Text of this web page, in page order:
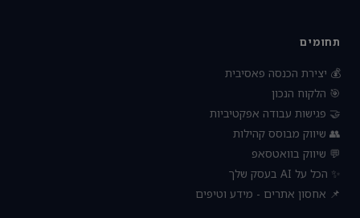
תחומים
💰 יצירת הכנסה פאסיבית
🎯 הלקוח הנכון
🤝 פגישות עבודה אפקטיביות
👥 שיווק מבוסס קהילות
💬 שיווק בוואטסאפ
✨ הכל על AI בעסק שלך
📌 אחסון אתרים - מידע וטיפים